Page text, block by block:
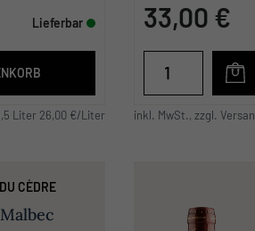
Lieferbar
Liter 26,00 €/Liter
33,00 €
inkl. MwSt., zzgl.
CÈDRE